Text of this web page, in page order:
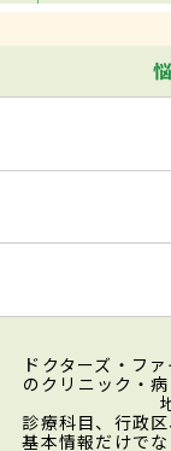
ドクターズ・フ
のクリニック・
診療科目、行政
基本情報だけで